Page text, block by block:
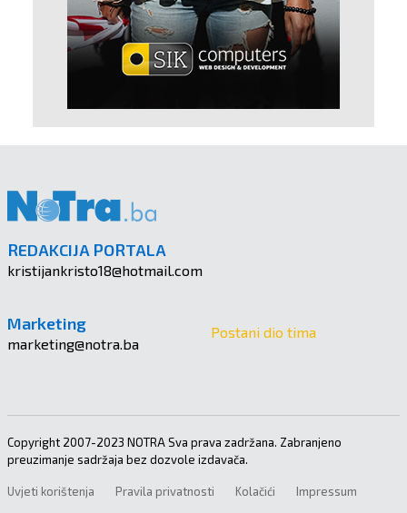
REDAKCIJA PORTALA
kristijankristo18@hotmail.com
Marketing
marketing@notra.ba
Postani dio tima
Copyright 2007-2023 NOTRA Sva prava zadržana. Zabranjeno
preuzimanje sadržaja bez dozvole izdavača.
Uvjeti korištenja Pravila privatnosti Kolačići Impressum